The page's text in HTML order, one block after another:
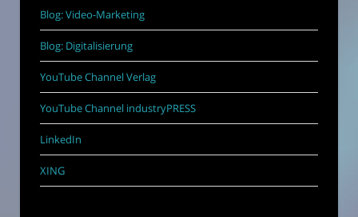
Blog: Video-Marketing
Blog: Digitalisierung
YouTube Channel Verlag
YouTube Channel industryPRESS
LinkedIn
XING